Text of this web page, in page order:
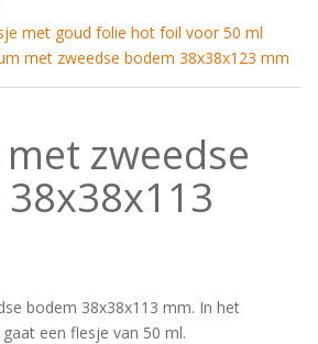
zweedse
bodem 38x38x113 mm. In het
een flesje van 50 ml.